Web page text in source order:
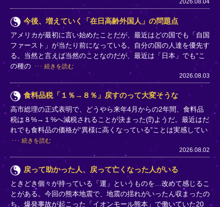
2026.08.04
今後、増えていく「在日高齢外国人」の問題点
アメリカが最初に言い始めたことだが、最近はどの国でも「自国
ファースト」が当たり前になっている。自分の国の人達を優先す
る。当然と言えば当然のことなのだが、最近は「日本」でも“こ
の種の
続きを読む
2026.08.03
食料品税「１％→８％」戻すのって大変そうな
高市総理の正式表明で、どうやら来年4月からの2年間、食料品
税は８%→１%へ減税されることが決まった(⁉)ようだ。最近はだ
れでも食料品の価格が“異様に高くなっている”ことは実感してい
続きを読む
2026.08.02
戻って助かった人、戻って亡くなった人がいる
ときどき個々が持っている「運」というものを…改めて感じるこ
とがある。今回の熊本地震で、地震の揺れがいったん収まったの
ち、爆発事故が起こった「イオンモール熊本」で働いていた20